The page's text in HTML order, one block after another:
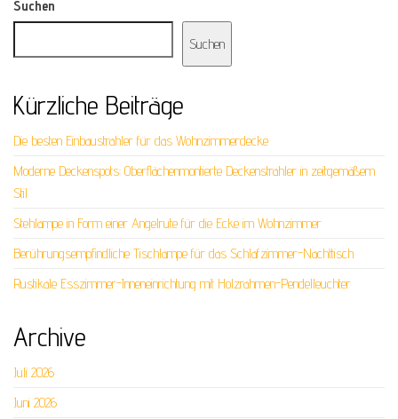
Suchen
Suchen
Kürzliche Beiträge
Die besten Einbaustrahler für das Wohnzimmerdecke
Moderne Deckenspots: Oberflächenmontierte Deckenstrahler in zeitgemäßem
Stil
Stehlampe in Form einer Angelrute für die Ecke im Wohnzimmer
Berührungsempfindliche Tischlampe für das Schlafzimmer-Nachttisch
Rustikale Esszimmer-Inneneinrichtung mit Holzrahmen-Pendelleuchter
Archive
Juli 2026
Juni 2026